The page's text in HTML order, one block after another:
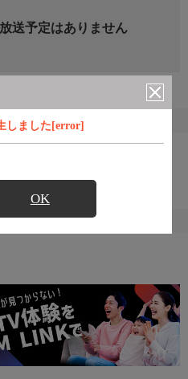
しました[error]
OK
送予定はありません